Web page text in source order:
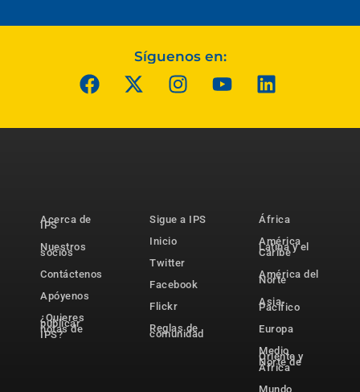
Síguenos en:
Acerca de
IPS
Nuestros
socios
Contáctenos
Apóyenos
¿Quieres
publicar
notas de
IPS?
Sigue a IPS
Inicio
Twitter
Facebook
Flickr
Reglas de
comunidad
África
América
Latina y el
Caribe
América del
Norte
Asia-
Pacífico
Europa
Medio
Oriente y
Norte de
África
Mundo